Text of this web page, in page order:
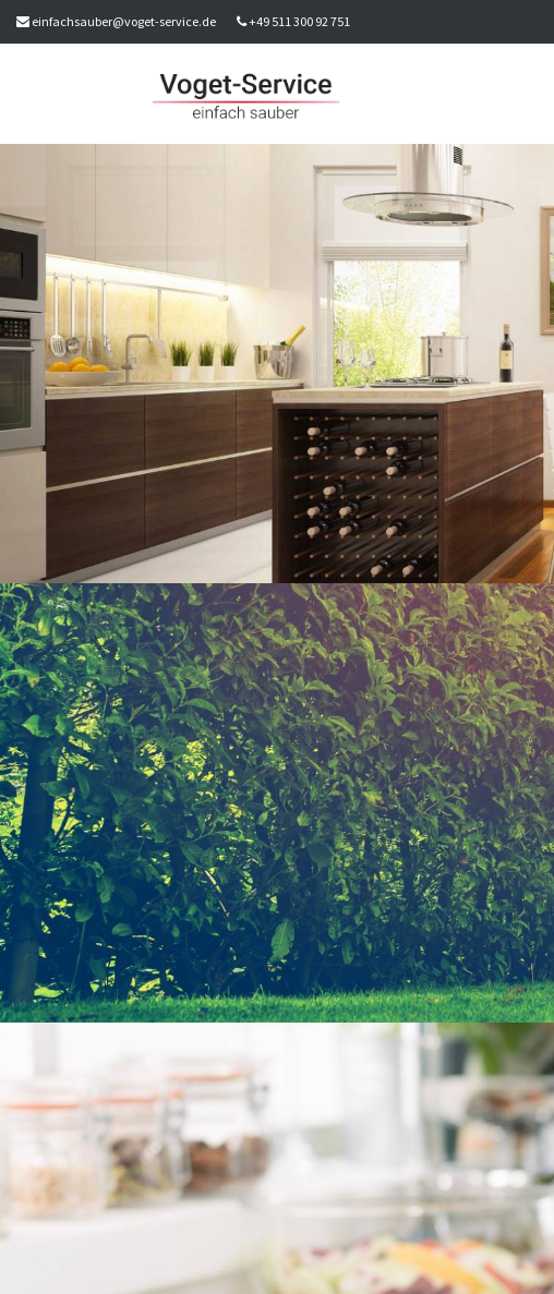
einfachsauber@voget-service.de +49 511 300 92 751